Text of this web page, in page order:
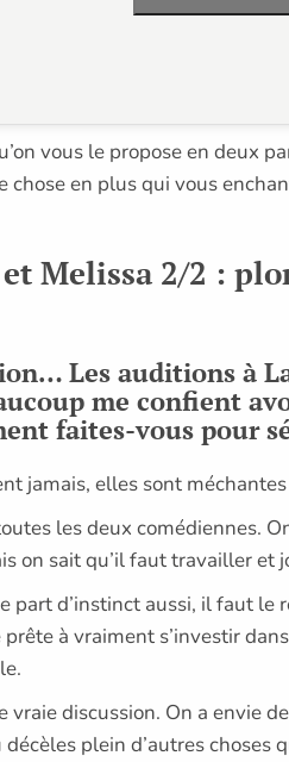
vous le propose en deux
chose en plus qui vous
Melissa 2/2 :
Les auditions à
me confient
faites-vous pour
jamais, elles sont méchantes
les deux comédiennes.
on sait qu’il faut travailler et
part d’instinct aussi, il faut
à vraiment s’investir
vraie discussion. On a envie
plein d’autres choses